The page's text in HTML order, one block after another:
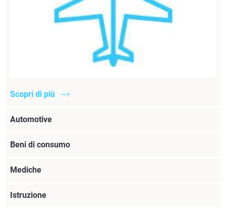
Scopri di più
Automotive
Beni di consumo
Mediche
Istruzione